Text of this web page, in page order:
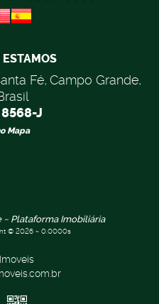
Fé, Campo Grande,
8568-J
Mapa
~ Plataforma Imobiliária
© 2026 ~ 0.0000s